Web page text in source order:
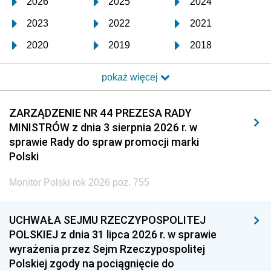
2023 2022 2021
2020 2019 2018
2017 2016 2015
2014 2013 2012
2011 2010 2009
2008 2007 2006
2005
1996 1995 1994
1993 1992 1991
1990 1989
pokaż więcej
ZARZĄDZENIE NR 44 PREZESA RADY
MINISTRÓW z dnia 3 sierpnia 2026 r. w
sprawie Rady do spraw promocji marki
Polski
Monitor Polski rok 2026 poz. 755
UCHWAŁA SEJMU RZECZYPOSPOLITEJ
POLSKIEJ z dnia 31 lipca 2026 r. w sprawie
wyrażenia przez Sejm Rzeczypospolitej
Polskiej zgody na pociągnięcie do